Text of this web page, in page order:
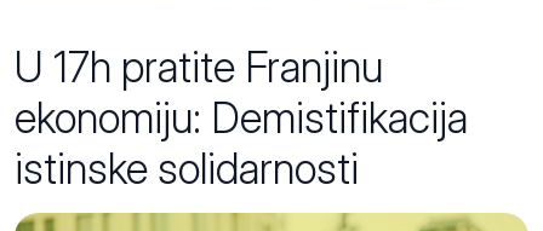
U 17h pratite Franjinu
ekonomiju: Demistifikacija
istinske solidarnosti